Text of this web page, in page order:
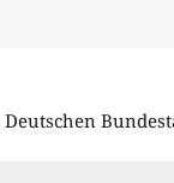
Deutschen